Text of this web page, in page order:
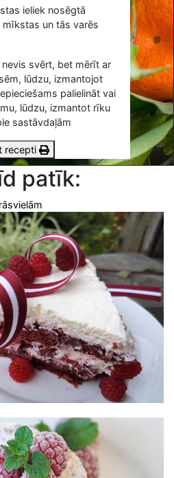
ieliek nosēgtā
un tās varēs
svērt, bet mērīt ar
lūdzu, izmantojot
palielināt vai
lūdzu, izmantot rīku
sastāvdaļām
recepti
patīk: